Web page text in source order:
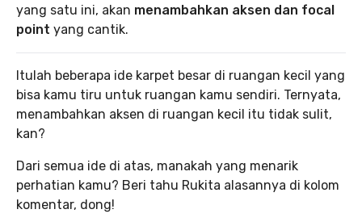
yang satu ini, akan menambahkan aksen dan focal
point yang cantik.
Itulah beberapa ide karpet besar di ruangan kecil yang
bisa kamu tiru untuk ruangan kamu sendiri. Ternyata,
menambahkan aksen di ruangan kecil itu tidak sulit,
kan?
Dari semua ide di atas, manakah yang menarik
perhatian kamu? Beri tahu Rukita alasannya di kolom
komentar, dong!